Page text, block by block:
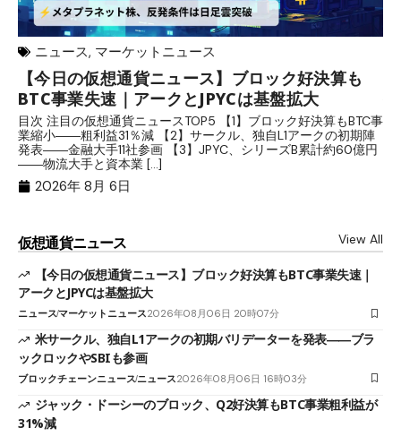
ニュース, マーケットニュース
【今日の仮想通貨ニュース】ブロック好決算も
BTC事業失速｜アークとJPYCは基盤拡大
目次 注目の仮想通貨ニュースTOP5 【1】ブロック好決算もBTC事
業縮小――粗利益31％減 【2】サークル、独自L1アークの初期陣
発表――金融大手11社参画 【3】JPYC、シリーズB累計約60億円
――物流大手と資本業 […]
2026年 8月 6日
仮想通貨ニュース View All
【今日の仮想通貨ニュース】ブロック好決算もBTC事業失速｜
アークとJPYCは基盤拡大
ニュースマーケットニュース2026年08月06日 20時07分
米サークル、独自L1アークの初期バリデーターを発表――ブラ
ックロックやSBIも参画
ブロックチェーンニュースニュース2026年08月06日 16時03分
ジャック・ドーシーのブロック、Q2好決算もBTC事業粗利益が
31%減